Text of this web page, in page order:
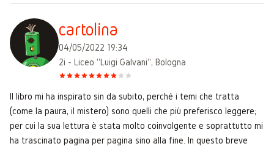
cartolina
04/05/2022 19:34
2i - Liceo "Luigi Galvani", Bologna
Il libro mi ha inspirato sin da subito, perché i temi che tratta
(come la paura, il mistero) sono quelli che più preferisco leggere;
per cui la sua lettura è stata molto coinvolgente e soprattutto mi
ha trascinato pagina per pagina sino alla fine. In questo breve